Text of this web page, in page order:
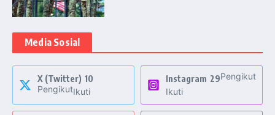
Media Sosial
X (Twitter) 10
PengikutIkuti
Instagram 29Pengikut
Ikuti